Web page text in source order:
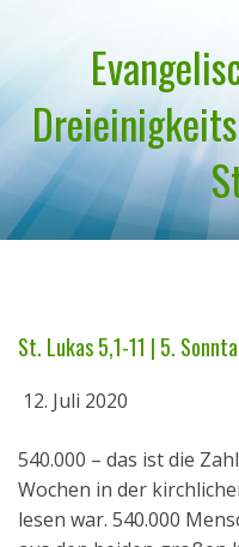
Über uns
Geistliches Wort
Termine
St. Lukas 5,1-11 | 5.
12. Juli 2020
540.000 – das ist die
Wochen in der
lesen war. 540.000